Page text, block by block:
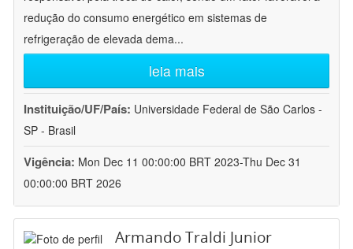
redução do consumo energético em sistemas de
refrigeração de elevada dema...
leia mais
Instituição/UF/País: Universidade Federal de São Carlos -
SP - Brasil
Vigência: Mon Dec 11 00:00:00 BRT 2023-Thu Dec 31
00:00:00 BRT 2026
Armando Traldi Junior